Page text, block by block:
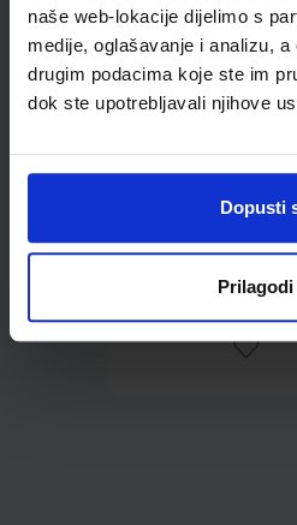
naše web-lokacije dijelimo s
medije, oglašavanje i analizu,
drugim podacima koje ste im
dok ste upotrebljavali njihove
Dopusti
Prilagodi
0,85 €